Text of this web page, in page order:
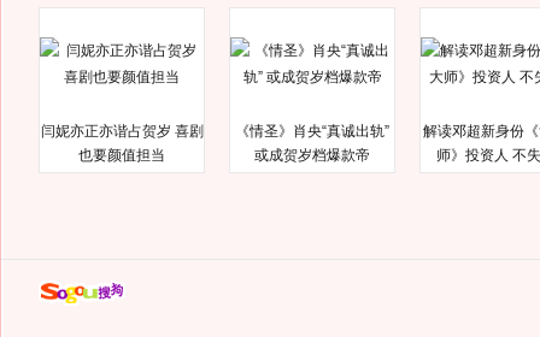
闫妮亦正亦谐占贺岁 喜剧
也要颜值担当
《情圣》肖央“真诚出轨”
或成贺岁档爆款帝
解读邓超新身份
师》投资人 不